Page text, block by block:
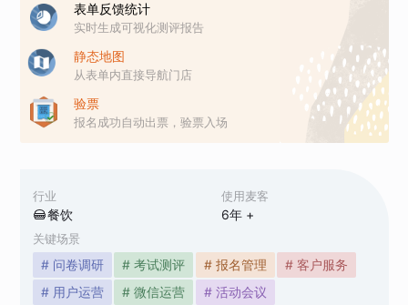
行业
餐饮
使用麦客
6年 +
关键场景
# 问卷调研 # 考试测评 # 报名管理
# 客户服务
# 用户运营
# 微信运营 # 活动会议
表单反馈统计
实时生成可视化测评报告
静态地图
从表单内直接导航门店
验票
报名成功自动出票，验票入场